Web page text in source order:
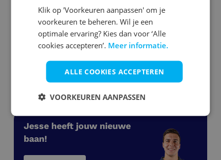
Wil jij ook aan de slag Nabuurs?
Check hier de vacatures!
Werken bij Nabuurs
Werken in het Magazijn
Jesse heeft jouw nieuwe
baan!
Klik op 'Voorkeuren aanpassen' om je
voorkeuren te beheren. Wil je een
optimale ervaring? Kies dan voor ‘Alle
cookies accepteren’. Meer informatie.
ALLE COOKIES ACCEPTEREN
VOORKEUREN AANPASSEN